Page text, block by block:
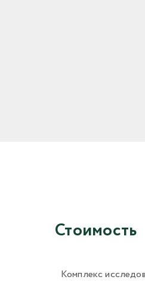
Стоимость
Комплекс